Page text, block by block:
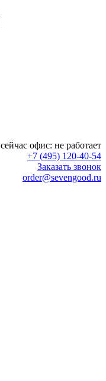
сейчас офис: не работает
+7 (495) 120-40-54
Заказать звонок
order@sevengood.ru